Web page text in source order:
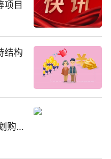
项目
结构
购